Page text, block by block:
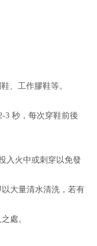
、工作膠鞋等。
3 秒，每次穿鞋前後
入火中或刺穿以免發
大量清水清洗，若有
處。